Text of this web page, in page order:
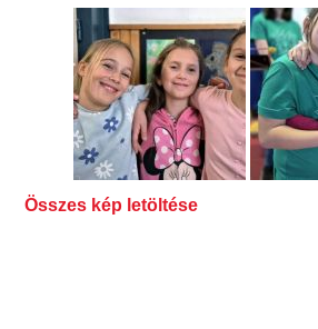
Összes kép letöltése